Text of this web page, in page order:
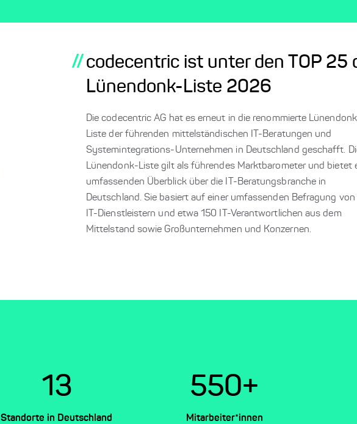
//codecentric ist unter den TOP 25
Lünendonk-Liste 2026
Die codecentric AG hat es erneut in die renommierte
Liste der führenden mittelständischen IT-Beratungen und
Systemintegrations-Unternehmen in Deutschland geschafft.
Lünendonk-Liste gilt als führendes Marktbarometer und bietet
umfassenden Überblick über die IT-Beratungsbranche in
Deutschland. Sie basiert auf einer umfassenden Befragung von
IT-Dienstleistern und etwa 150 IT-Verantwortlichen aus dem
Mittelstand sowie Großunternehmen und Konzernen.
13
Standorte in Deutschland
550+
Mitarbeiter*innen